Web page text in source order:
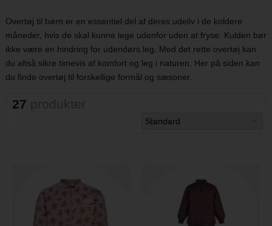
Overtøj til børn er en essentiel del af deres udeliv i de koldere
måneder, hvis de skal kunne lege udenfor uden at fryse. Kulden bør
ikke være en hindring for udendørs leg. Med det rette overtøj kan
du altså sikre timevis af komfort og leg i naturen. Her på siden kan
du finde overtøj til forskellige formål og sæsoner.
27